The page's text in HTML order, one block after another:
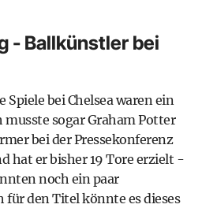
- Ballkünstler bei
Spiele beiChelseawaren ein
musste sogar Graham Potter
bei der Pressekonferenz
hat er bisher 19 Tore erzielt -
noch ein paar
für den Titel könnte es dieses